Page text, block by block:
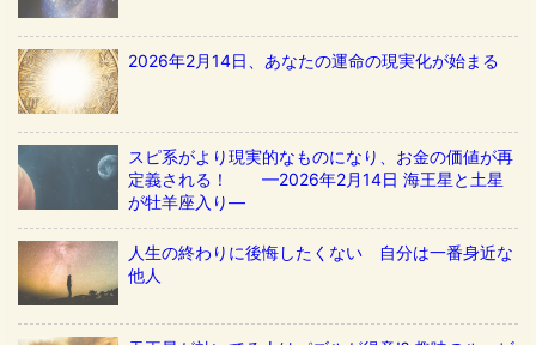
2026年2月14日、あなたの運命の現実化が始まる
スピ系がより現実的なものになり、お金の価値が再
定義される！ ––2026年2月14日 海王星と土星
が牡羊座入り––
人生の終わりに後悔したくない 自分は一番身近な
他人